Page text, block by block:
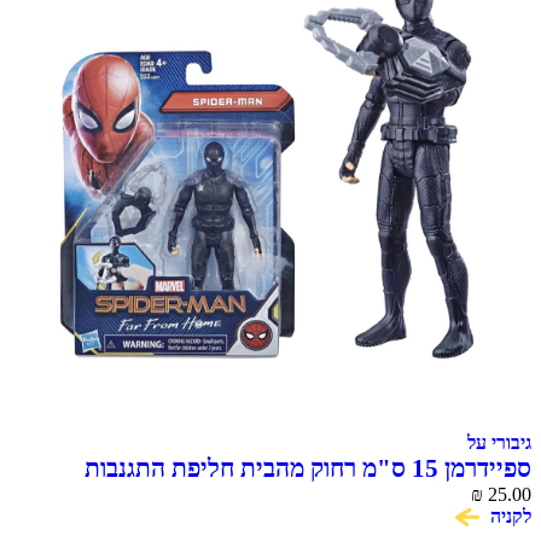
גיבורי על
ספיידרמן 15 ס"מ רחוק מהבית חליפת התגנבות
SPIDER MAN
₪ 25.00
לקניה